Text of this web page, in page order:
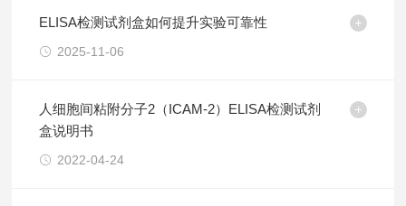
ELISA检测试剂盒如何提升实验可靠性
2025-11-06
人细胞间粘附分子2（ICAM-2）ELISA检测试剂
盒说明书
2022-04-24